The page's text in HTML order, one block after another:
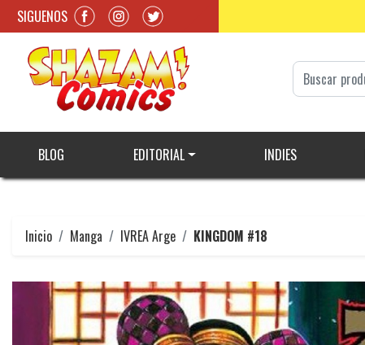
SIGUENOS
BLOG EDITORIAL INDIES
Inicio Manga IVREA Arge KINGDOM #18